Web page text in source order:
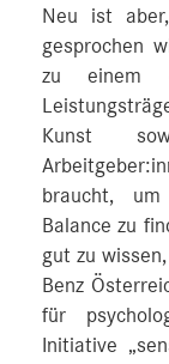
Neu ist
gesprochen
zu einem
Kunst
braucht,
Balance zu
gut zu
Benz
für
Initiative